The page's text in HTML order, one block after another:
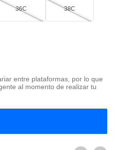
36C 38C
entre plataformas, por lo que
al momento de realizar tu